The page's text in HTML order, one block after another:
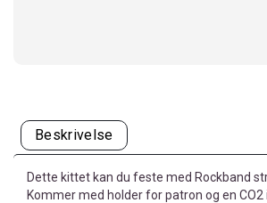
Beskrivelse
Dette kittet kan du feste med Rockband
Kommer med holder for patron og en CO2